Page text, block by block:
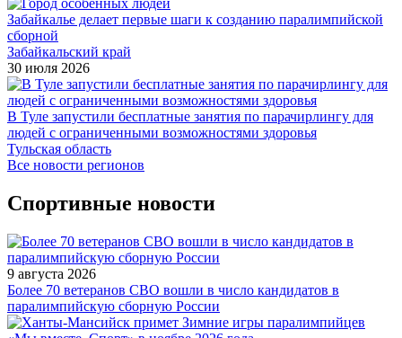
Забайкалье делает первые шаги к созданию паралимпийской
сборной
Забайкальский край
30 июля 2026
В Туле запустили бесплатные занятия по парачирлингу для
людей с ограниченными возможностями здоровья
Тульская область
Все новости регионов
Спортивные новости
9 августа 2026
Более 70 ветеранов СВО вошли в число кандидатов в
паралимпийскую сборную России